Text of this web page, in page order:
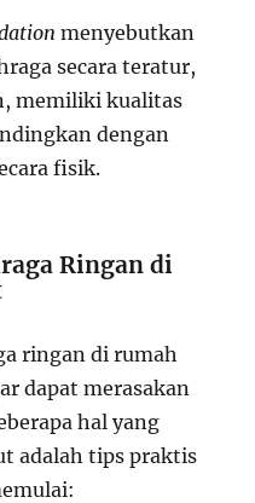
menyebutkan
secara teratur,
memiliki kualitas
dengan
fisik.
Ringan di
ringan di rumah
dapat merasakan
hal yang
adalah tips praktis